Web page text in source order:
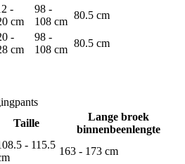
-
cm
98 -
108 cm
80.5 cm
-
cm
98 -
108 cm
80.5 cm
Taille
Lange broek
binnenbeenlengte
- 115.5
163 - 173 cm